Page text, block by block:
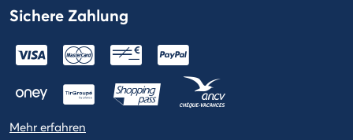
Sichere Zahlung
Mehr erfahren